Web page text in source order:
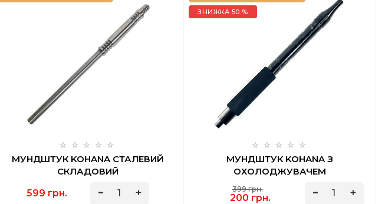
МУНДШТУК KOHANA СТАЛЕВИЙ
СКЛАДОВИЙ
599 грн.
ЗНИЖКА 50 %
МУНДШТУК KOHANA З
ОХОЛОДЖУВАЧЕМ
399 грн.
200 грн.